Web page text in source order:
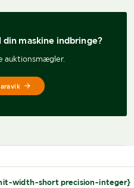
din maskine indbringe?
auktionsmægler.
width-short precision-integer}